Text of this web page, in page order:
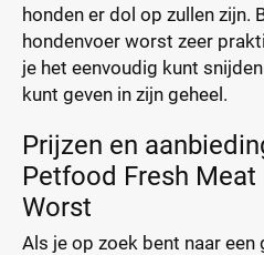
honden er dol op zullen zijn.
hondenvoer worst zeer
je het eenvoudig kunt
kunt geven in zijn geheel.
Prijzen en
Petfood Fresh Meat
Worst
Als je op zoek bent naar een